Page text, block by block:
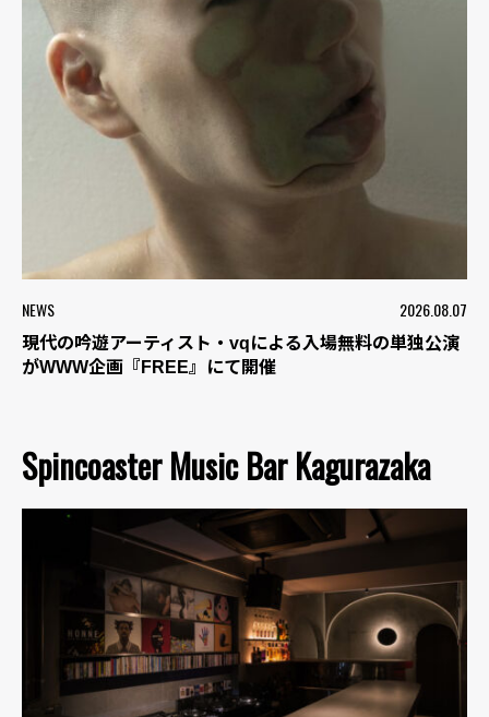
NEWS 2026.08.07
現代の吟遊アーティスト・vqによる入場無料の単独公演
がWWW企画『FREE』にて開催
Spincoaster Music Bar Kagurazaka